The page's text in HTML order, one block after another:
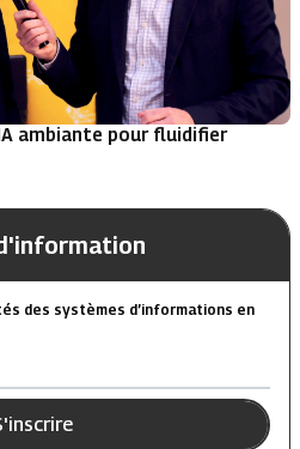
ambiante pour fluidifier
des systèmes d’informations en